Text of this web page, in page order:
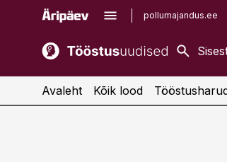
pollumajandus.ee
kaubandus.ee
kinnisvarauudised.ee
Avaleht Kõik lood